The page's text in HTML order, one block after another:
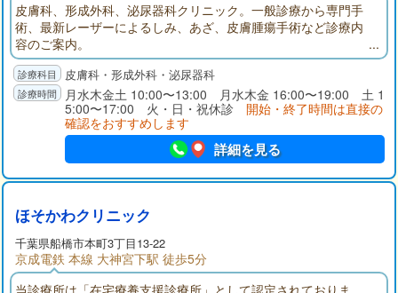
皮膚科、形成外科、泌尿器科クリニック。一般診療から専門手
術、最新レーザーによるしみ、あざ、皮膚腫瘍手術など診療内
容のご案内。
皮膚科・形成外科・泌尿器科
月水木金土 10:00〜13:00 月水木金 16:00〜19:00 土 1
5:00〜17:00 火・日・祝休診 開始・終了時間は直接の
確認をおすすめします
詳細を見る
ほそかわクリニック
千葉県船橋市本町3丁目13-22
京成電鉄 本線 大神宮下駅 徒歩5分
当診療所は「在宅療養支援診療所」として認定されておりま